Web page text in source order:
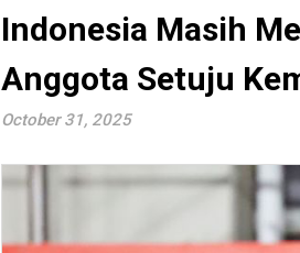
Indonesia Masih
Anggota Setuju
October 31, 2025